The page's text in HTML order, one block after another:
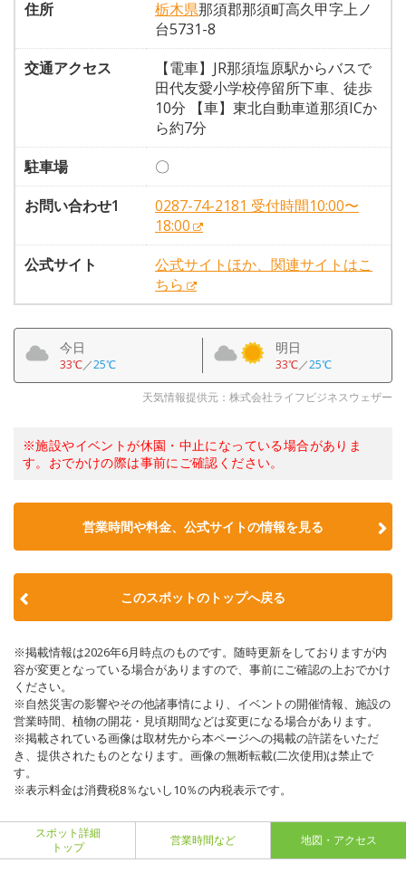
住所
栃木県那須郡那須町高久甲字上ノ
台5731-8
交通アクセス
【電車】JR那須塩原駅からバスで
田代友愛小学校停留所下車、徒歩
10分 【車】東北自動車道那須ICか
ら約7分
駐車場
〇
お問い合わせ1
0287-74-2181 受付時間10:00〜
18:00
公式サイト
公式サイトほか、関連サイトはこ
ちら
今日
33℃／25℃
明日
33℃／25℃
天気情報提供元：株式会社ライフビジネスウェザー
※施設やイベントが休園・中止になっている場合がありま
す。おでかけの際は事前にご確認ください。
営業時間や料金、公式サイトの情報を見る
このスポットのトップへ戻る
※掲載情報は2026年6月時点のものです。随時更新をしておりますが内
容が変更となっている場合がありますので、事前にご確認の上おでかけ
ください。
※自然災害の影響やその他諸事情により、イベントの開催情報、施設の
営業時間、植物の開花・見頃期間などは変更になる場合があります。
※掲載されている画像は取材先から本ページへの掲載の許諾をいただ
き、提供されたものとなります。画像の無断転載(二次使用)は禁止で
す。
※表示料金は消費税8％ないし10％の内税表示です。
スポット詳細
トップ
営業時間など 地図・アクセス